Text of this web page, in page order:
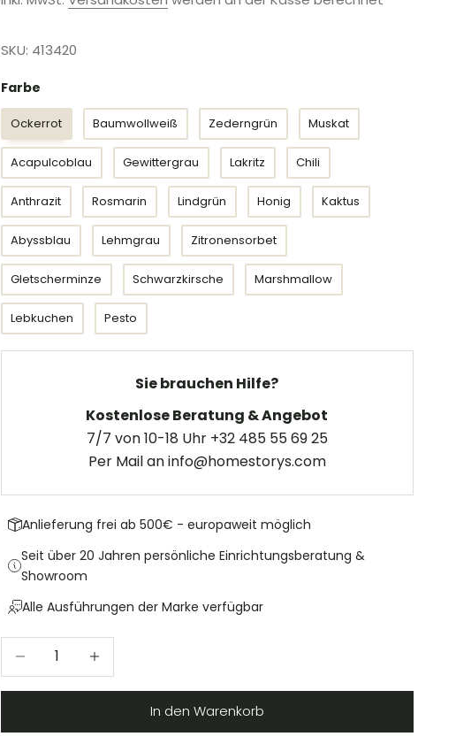
SKU: 413420
FarbeFarbe
Ockerrot Baumwollweiß Zederngrün Muskat
Acapulcoblau Gewittergrau Lakritz Chili
Anthrazit Rosmarin Lindgrün Honig Kaktus
Abyssblau Lehmgrau Zitronensorbet
Gletscherminze Schwarzkirsche Marshmallow
Lebkuchen Pesto
Sie brauchen Hilfe?
Kostenlose Beratung & Angebot
7/7 von 10-18 Uhr +32 485 55 69 25
Per Mail an info@homestorys.com
Anlieferung frei ab 500€ - europaweit möglich
Seit über 20 Jahren persönliche Einrichtungsberatung &
Showroom
Alle Ausführungen der Marke verfügbar
Anzahl verringernAnzahl erhöhen
In den Warenkorb